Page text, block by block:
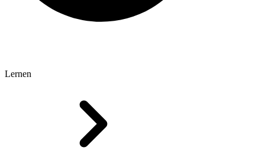
Lernen